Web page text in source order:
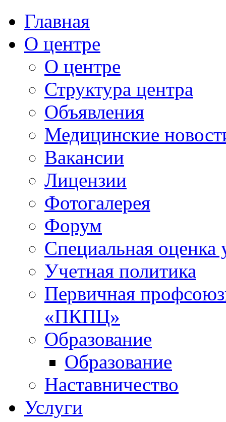
Главная
О центре
О центре
Структура центра
Объявления
Медицинские
Вакансии
Лицензии
Фотогалерея
Форум
Специальная оценка
Учетная политика
Первичная
«ПКПЦ»
Образование
Образование
Наставничество
Услуги